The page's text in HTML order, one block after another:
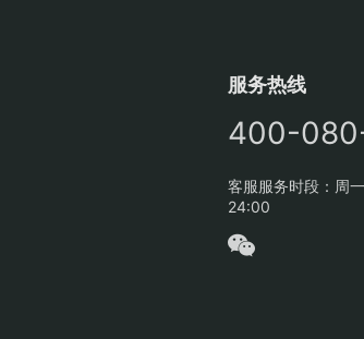
服务热线
400-
客服服务时段：周
24:00